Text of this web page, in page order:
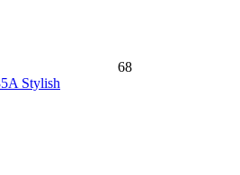
68
Stylish